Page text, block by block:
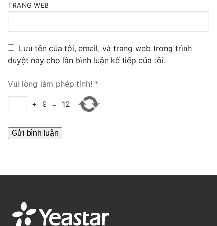
TIN TỨC
HƯỚNG DẪN
TRANG WEB
Lưu tên của tôi, email, và trang web trong trình
duyệt này cho lần bình luận kế tiếp của tôi.
Vui lòng làm phép tính! *
+ 9 = 12